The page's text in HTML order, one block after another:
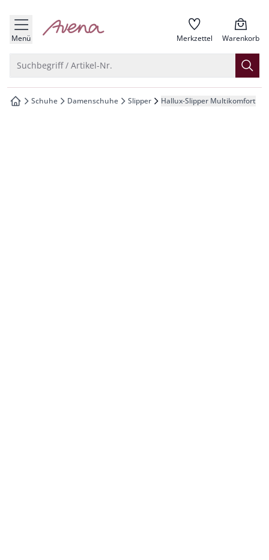
springen
springen
springen
springen
Menü zur Startseite Merkzettel Warenkorb
Suchbegriff / Artikel-Nr.
zur Startseite
Schuhe Damenschuhe Slipper Hallux-Slipper Multikomfort